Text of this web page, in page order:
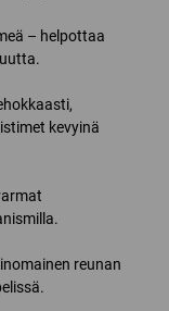
– helpottaa
kevyinä
reunan